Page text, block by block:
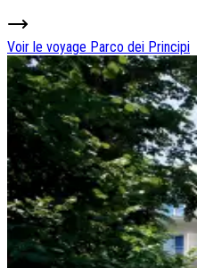
Voir le voyage Parco dei Principi